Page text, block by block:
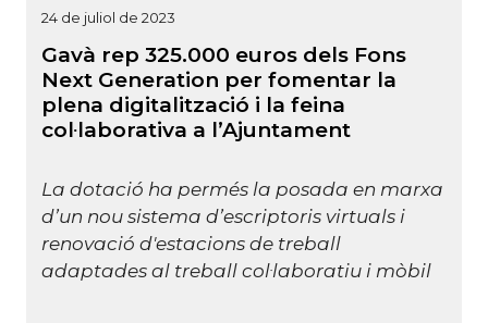
24 de juliol de 2023
Gavà rep 325.000 euros dels Fons
Next Generation per fomentar la
plena digitalització i la feina
col·laborativa a l’Ajuntament
La dotació ha permés la posada en marxa
d’un nou sistema d’escriptoris virtuals i
renovació d'estacions de treball
adaptades al treball col·laboratiu i mòbil